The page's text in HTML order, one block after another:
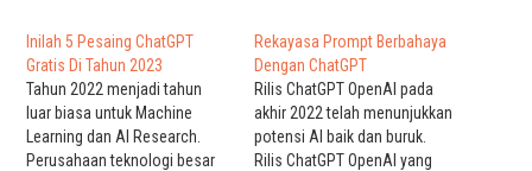
Inilah 5 Pesaing ChatGPT
Gratis Di Tahun 2023
Tahun 2022 menjadi tahun
luar biasa untuk Machine
Learning dan AI Research.
Perusahaan teknologi besar
Rekayasa Prompt Berbahaya
Dengan ChatGPT
Rilis ChatGPT OpenAI pada
akhir 2022 telah menunjukkan
potensi AI baik dan buruk.
Rilis ChatGPT OpenAI yang